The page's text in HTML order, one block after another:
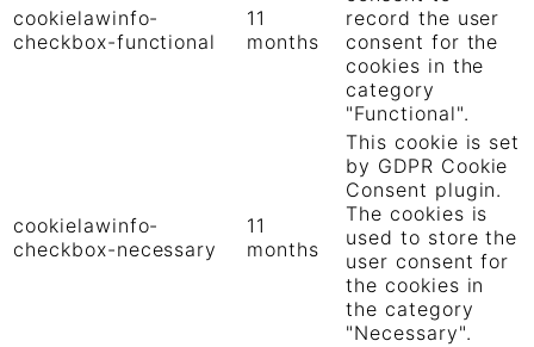
cookielawinfo-
checkbox-functional
11
months
record the user
consent for the
cookies in the
category
"Functional".
cookielawinfo-
checkbox-necessary
11
months
This cookie is set
by GDPR Cookie
Consent plugin.
The cookies is
used to store the
user consent for
the cookies in
the category
"Necessary".